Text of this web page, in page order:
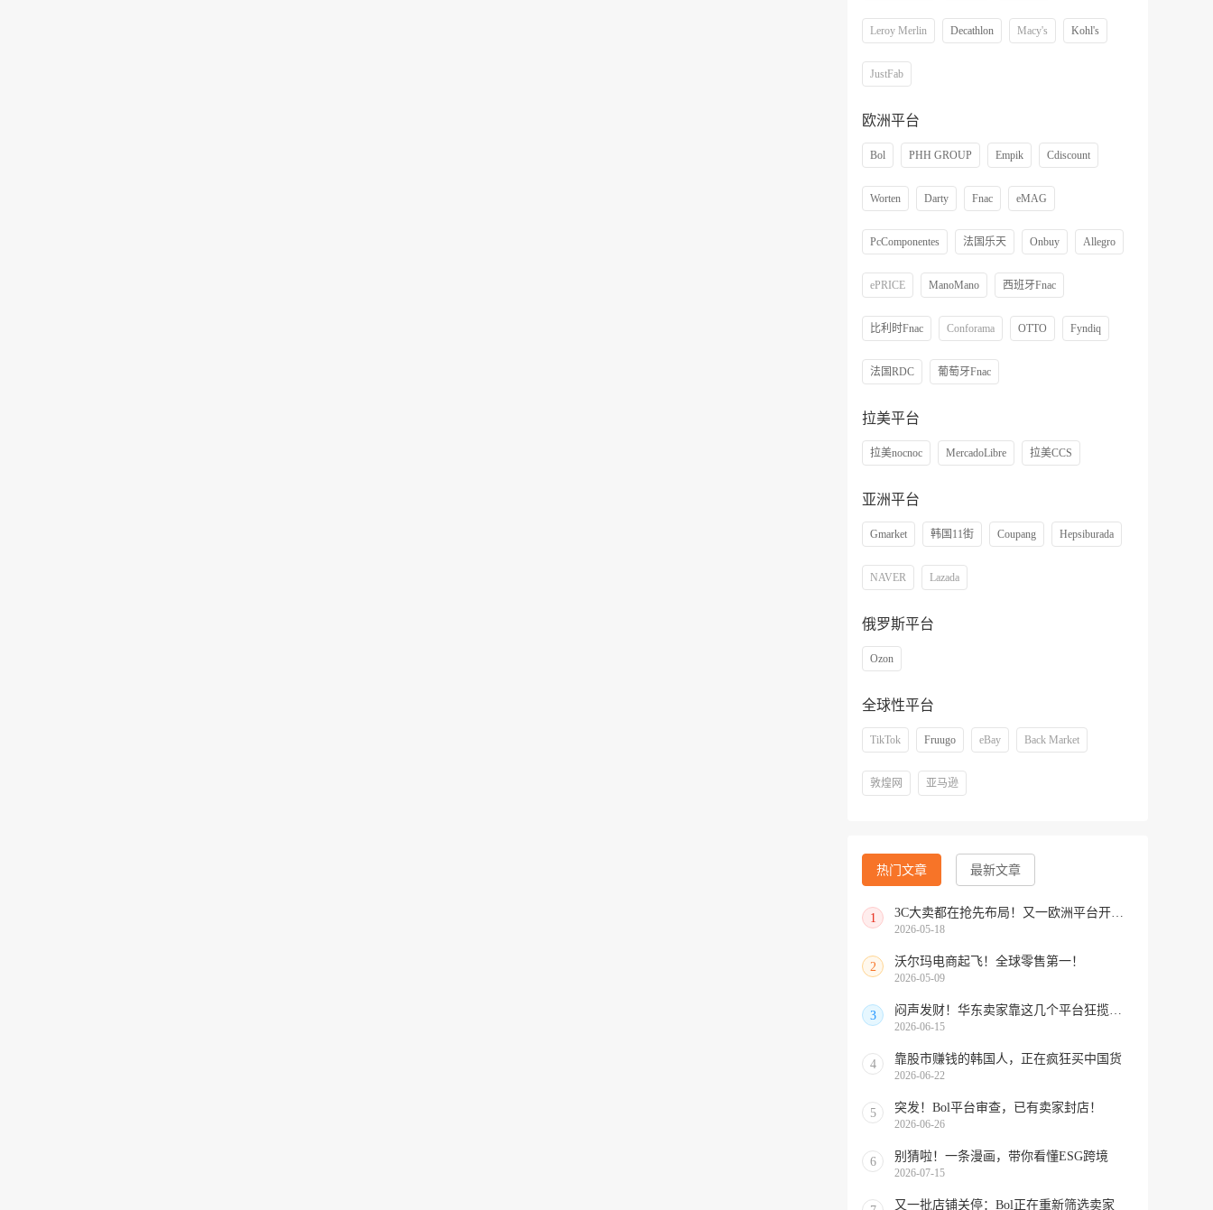
Leroy Merlin Decathlon Macy's Kohl's
JustFab
欧洲平台
Bol PHH GROUP Empik Cdiscount
Worten Darty Fnac eMAG
PcComponentes 法国乐天 Onbuy Allegro
ePRICE ManoMano 西班牙Fnac
比利时Fnac Conforama OTTO Fyndiq
法国RDC 葡萄牙Fnac
拉美平台
拉美nocnoc MercadoLibre 拉美CCS
亚洲平台
Gmarket 韩国11街 Coupang Hepsiburada
NAVER Lazada
俄罗斯平台
Ozon
全球性平台
TikTok Fruugo eBay Back Market
敦煌网 亚马逊
热门文章 最新文章
1 3C大卖都在抢先布局！又一欧洲平台开放中国招商
2026-05-18
2 沃尔玛电商起飞！全球零售第一！
2026-05-09
3 闷声发财！华东卖家靠这几个平台狂揽北美订单，华南机会来了！
2026-06-15
4 靠股市赚钱的韩国人，正在疯狂买中国货
2026-06-22
5 突发！Bol平台审查，已有卖家封店！
2026-06-26
6 别猜啦！一条漫画，带你看懂ESG跨境
2026-07-15
又一批店铺关停：Bol正在重新筛选卖家